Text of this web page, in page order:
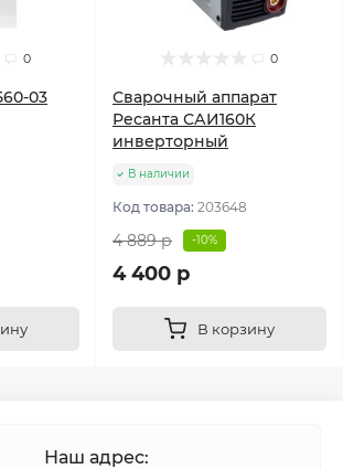
0
03
0
Сварочный аппарат
Ресанта САИ160К
инверторный
В наличии
Код товара: 203648
4 889 р -10%
4 400 р
В корзину
Наш адрес: